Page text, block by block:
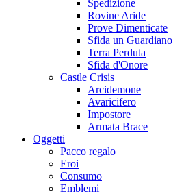
Spedizione
Rovine Aride
Prove Dimenticate
Sfida un Guardiano
Terra Perduta
Sfida d'Onore
Castle Crisis
Arcidemone
Avaricifero
Impostore
Armata Brace
Oggetti
Pacco regalo
Eroi
Consumo
Emblemi